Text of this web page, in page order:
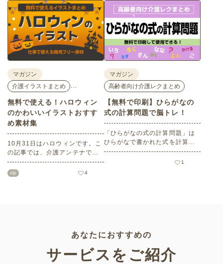
介護・医療・健康の“学び・体
験・相談”が一度にできる、見ど
ころ満載のイベントの様子をレ
ポートします。
も紹介しているので、介護施設
などでの外出アクティビティの
事前チェックの際にぜひ参考に
してください。
マガジン
介護イラストまとめ
…
無料で使える！ハロウィン
のかわいいイラストおすす
め素材集
10月31日はハロウィンです。こ
の記事では、介護アンテナで扱
う高齢者向けイラスト素材か
ら、ハロウィンにちなんだおば
zip 4
マガジン
高齢者向け介護レクまとめ
【無料で印刷】ひらがなの
式の計算問題で脳トレ！
「ひらがなの式の計算問題」は
ひらがなで書かれた式を計算す
る問題です。想像力やワーキン
グメモリのトレーニングとして
1
あなたにおすすめの
サービスをご紹介